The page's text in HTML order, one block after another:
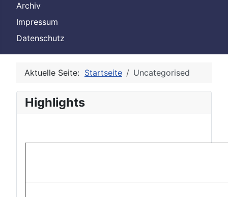
Archiv
Impressum
Datenschutz
Aktuelle Seite: Startseite Uncategorised
Highlights